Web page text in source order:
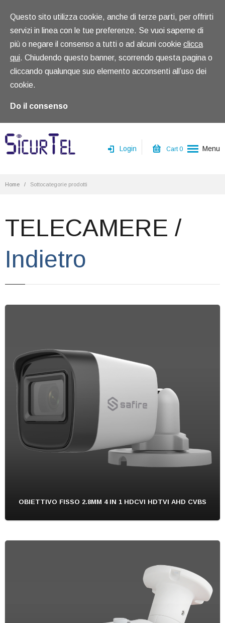
Questo sito utilizza cookie, anche di terze parti, per offrirti
servizi in linea con le tue preferenze. Se vuoi saperne di
più o negare il consenso a tutti o ad alcuni cookie clicca
qui. Chiudendo questo banner, scorrendo questa pagina o
cliccando qualunque suo elemento acconsenti all’uso dei
cookie.
Do il consenso
Menu
Corsi
Offerte
Cart0
Login
Home / Sottocategorie prodotti
TELECAMERE /
Indietro
OBIETTIVO FISSO 2.8MM 4 IN 1 HDCVI HDTVI AHD CVBS